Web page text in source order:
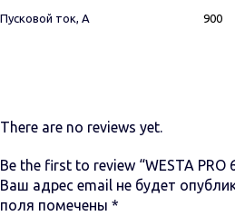
Пусковой ток, А 900
There are no reviews yet.
Be the first to review “WESTA PRO
Ваш адрес email не будет
поля помечены *